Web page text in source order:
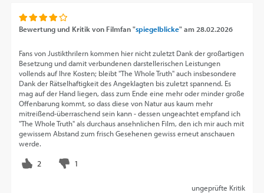
Bewertung und Kritik von Filmfan "spiegelblicke"am 28.02.2026
Fans von Justikthrilern kommen hier nicht zuletzt Dank der großartigen
Besetzung und damit verbundenen darstellerischen Leistungen
vollends auf Ihre Kosten; bleibt "The Whole Truth" auch insbesondere
Dank der Rätselhaftigkeit des Angeklagten bis zuletzt spannend. Es
mag auf der Hand liegen, dass zum Ende eine mehr oder minder große
Offenbarung kommt, so dass diese von Natur aus kaum mehr
mitreißend-überraschend sein kann - dessen ungeachtet empfand ich
"The Whole Truth" als durchaus ansehnlichen Film, den ich mir auch mit
gewissem Abstand zum frisch Gesehenen gewiss erneut anschauen
werde.
ungeprüfte Kritik